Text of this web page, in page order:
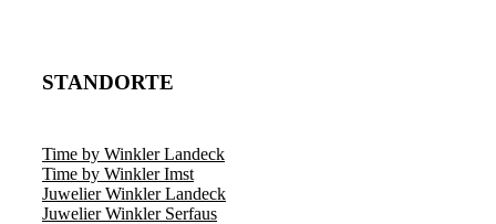
STANDORTE
Time by Winkler Landeck
Time by Winkler Imst
Juwelier Winkler Landeck
Juwelier Winkler Serfaus